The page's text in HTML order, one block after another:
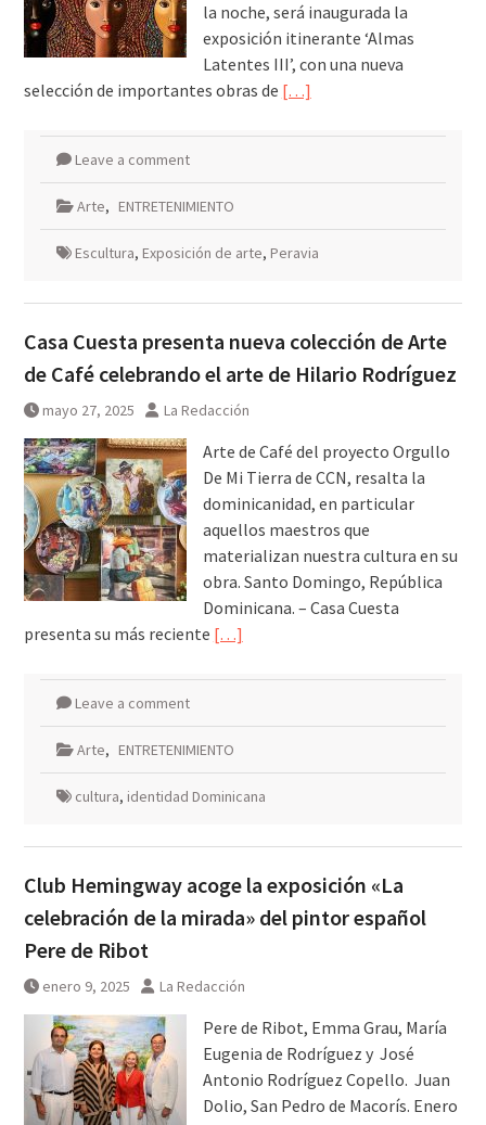
la noche, será inaugurada la
exposición itinerante ‘Almas
Latentes III’, con una nueva
selección de importantes obras de […]
Leave a comment
Arte, ENTRETENIMIENTO
Escultura, Exposición de arte, Peravia
Casa Cuesta presenta nueva colección de Arte
de Café celebrando el arte de Hilario Rodríguez
mayo 27, 2025 La Redacción
Arte de Café del proyecto Orgullo
De Mi Tierra de CCN, resalta la
dominicanidad, en particular
aquellos maestros que
materializan nuestra cultura en su
obra. Santo Domingo, República
Dominicana. – Casa Cuesta
presenta su más reciente […]
Leave a comment
Arte, ENTRETENIMIENTO
cultura, identidad Dominicana
Club Hemingway acoge la exposición «La
celebración de la mirada» del pintor español
Pere de Ribot
enero 9, 2025 La Redacción
Pere de Ribot, Emma Grau, María
Eugenia de Rodríguez y José
Antonio Rodríguez Copello. Juan
Dolio, San Pedro de Macorís. Enero